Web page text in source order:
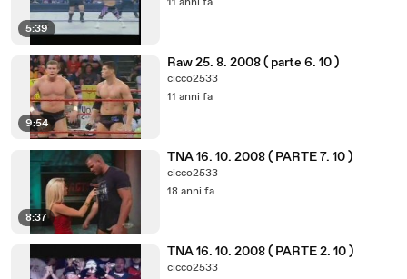
5:39
9:54
Raw 25. 8. 2008 ( parte 6. 10 )
cicco2533
11 anni fa
8:37
TNA 16. 10. 2008 ( PARTE 7. 10 )
cicco2533
18 anni fa
TNA 16. 10. 2008 ( PARTE 2. 10 )
cicco2533